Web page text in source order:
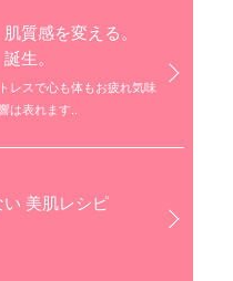
質感を変える。
生。
レスで心も体もお疲れ気味
は表れます..
美肌レシピ